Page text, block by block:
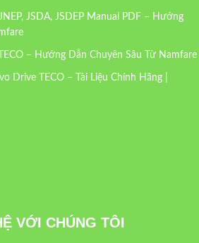
JSDA, JSDEP Manual PDF – Hướng
– Hướng Dẫn Chuyên Sâu Từ Namfare
Drive TECO – Tài Liệu Chính Hãng |
VỚI CHÚNG TÔI